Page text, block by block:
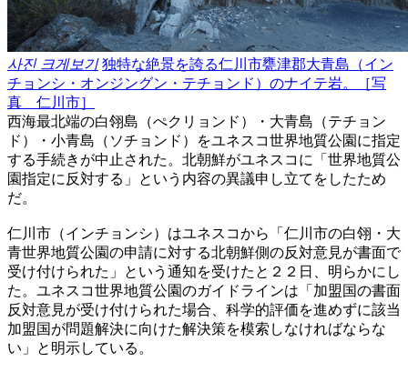
사진 크게보기 独特な絶景を誇る仁川市甕津郡大青島（イン
チョンシ・オンジングン・テチョンド）のナイテ岩。［写
真 仁川市］
西海最北端の白翎島（ぺクリョンド）・大青島（テチョン
ド）・小青島（ソチョンド）をユネスコ世界地質公園に指定
する手続きが中止された。北朝鮮がユネスコに「世界地質公
園指定に反対する」という内容の異議申し立てをしたため
だ。
仁川市（インチョンシ）はユネスコから「仁川市の白翎・大
青世界地質公園の申請に対する北朝鮮側の反対意見が書面で
受け付けられた」という通知を受けたと２２日、明らかにし
た。ユネスコ世界地質公園のガイドラインは「加盟国の書面
反対意見が受け付けられた場合、科学的評価を進めずに該当
加盟国が問題解決に向けた解決策を模索しなければならな
い」と明示している。